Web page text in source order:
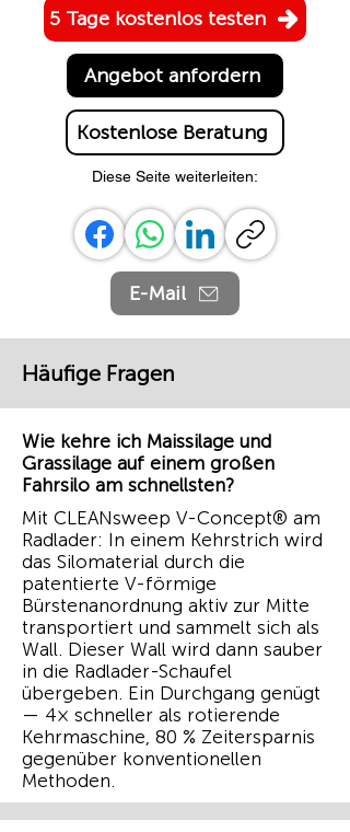
5 Tage kostenlos testen
Angebot anfordern
Kostenlose Beratung
Diese Seite weiterleiten:
E-Mail
Häufige Fragen
Wie kehre ich Maissilage und
Grassilage auf einem großen
Fahrsilo am schnellsten?
Mit CLEANsweep V-Concept® am
Radlader: In einem Kehrstrich wird
das Silomaterial durch die
patentierte V-förmige
Bürstenanordnung aktiv zur Mitte
transportiert und sammelt sich als
Wall. Dieser Wall wird dann sauber
in die Radlader-Schaufel
übergeben. Ein Durchgang genügt
— 4× schneller als rotierende
Kehrmaschine, 80 % Zeitersparnis
gegenüber konventionellen
Methoden.